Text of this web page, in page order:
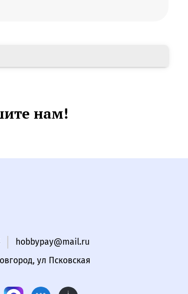
нам!
hobbypay@mail.ru
ул Псковская